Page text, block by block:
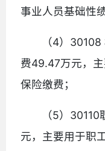
事业人员基础性
（4）
费49.47万元，
保险缴费；
（5）
元，主要用于职